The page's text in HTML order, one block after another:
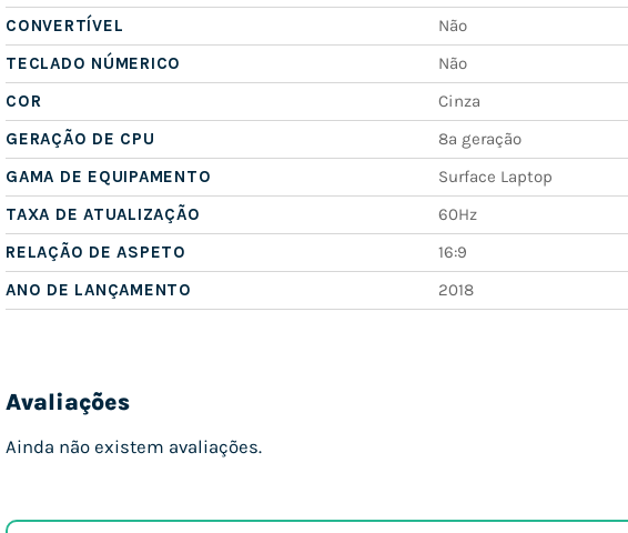
CONVERTÍVEL
Não
TECLADO NÚMERICO
Não
COR
Cinza
GERAÇÃO DE CPU
8ª geração
GAMA DE EQUIPAMENTO
Surface Laptop
TAXA DE ATUALIZAÇÃO
60Hz
RELAÇÃO DE ASPETO
16:9
ANO DE LANÇAMENTO
2018
Avaliações
Ainda não existem avaliações.